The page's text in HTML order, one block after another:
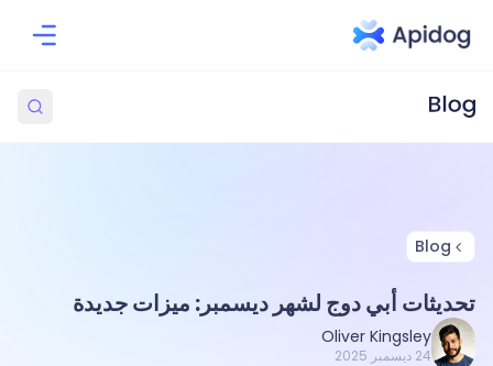
Blog
تحديثات أبي دوج لشهر ديسمبر: ميزات جديدة
Oliver Kingsley
24 ديسمبر 2025